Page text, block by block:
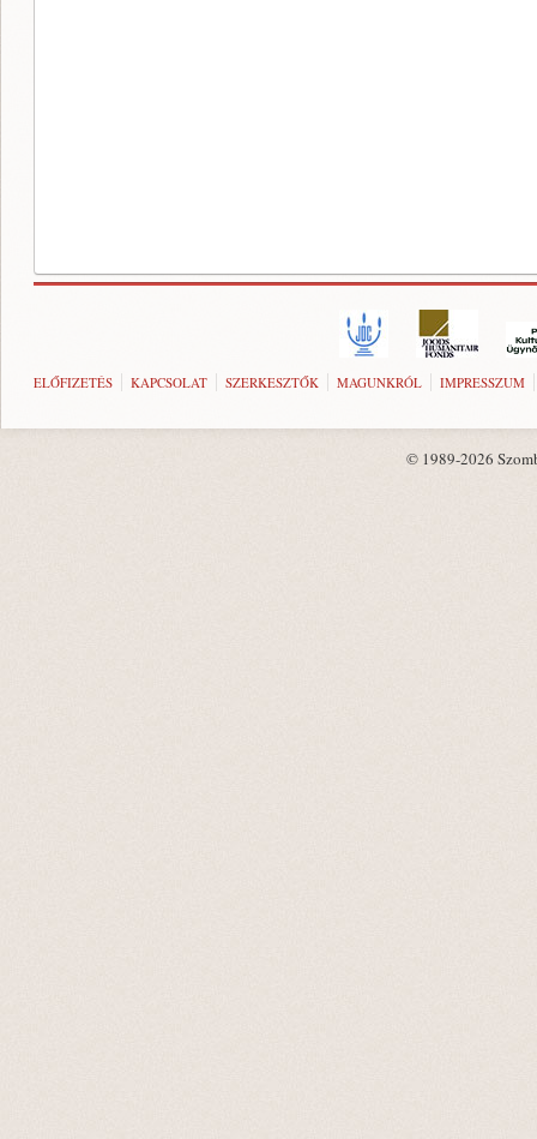
ELŐFIZETÉS KAPCSOLAT SZERKESZTŐK MAGUNKRÓL IMPRESSZUM
© 1989-2026